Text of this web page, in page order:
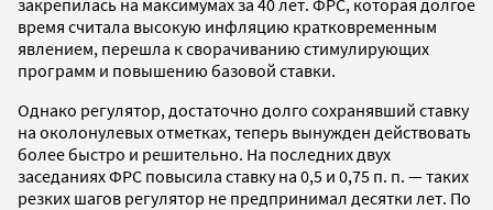
время считала высокую инфляцию кратковременным
явлением, перешла к сворачиванию стимулирующих
программ и повышению базовой ставки.
Однако регулятор, достаточно долго сохранявший ставку
на околонулевых отметках, теперь вынужден действовать
более быстро и решительно. На последних двух
заседаниях ФРС повысила ставку на 0,5 и 0,75 п. п. — таких
резких шагов регулятор не предпринимал десятки лет. По